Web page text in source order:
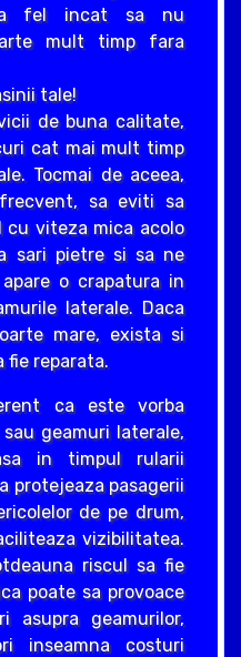
fel incat sa nu
mult timp fara
tale!
de buna calitate,
cat mai mult timp
Tocmai de aceea,
sa eviti sa
viteza mica acolo
sari pietre si sa ne
o crapatura in
laterale. Daca
mare, exista si
fie reparata.
ca este vorba
geamuri laterale,
in timpul rularii
protejeaza pasagerii
de pe drum,
vizibilitatea.
riscul sa fie
poate sa provoace
asupra geamurilor,
inseamna costuri